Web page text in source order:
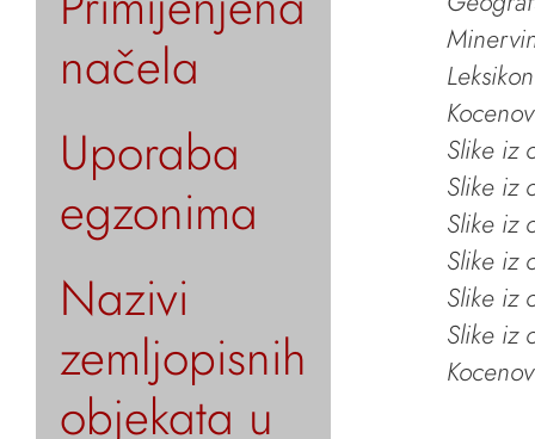
načela
Uporaba
egzonima
Nazivi
zemljopisnih
objekata u
Slike iz
Slike iz
Slike iz
Slike iz
Slike iz
Slike iz